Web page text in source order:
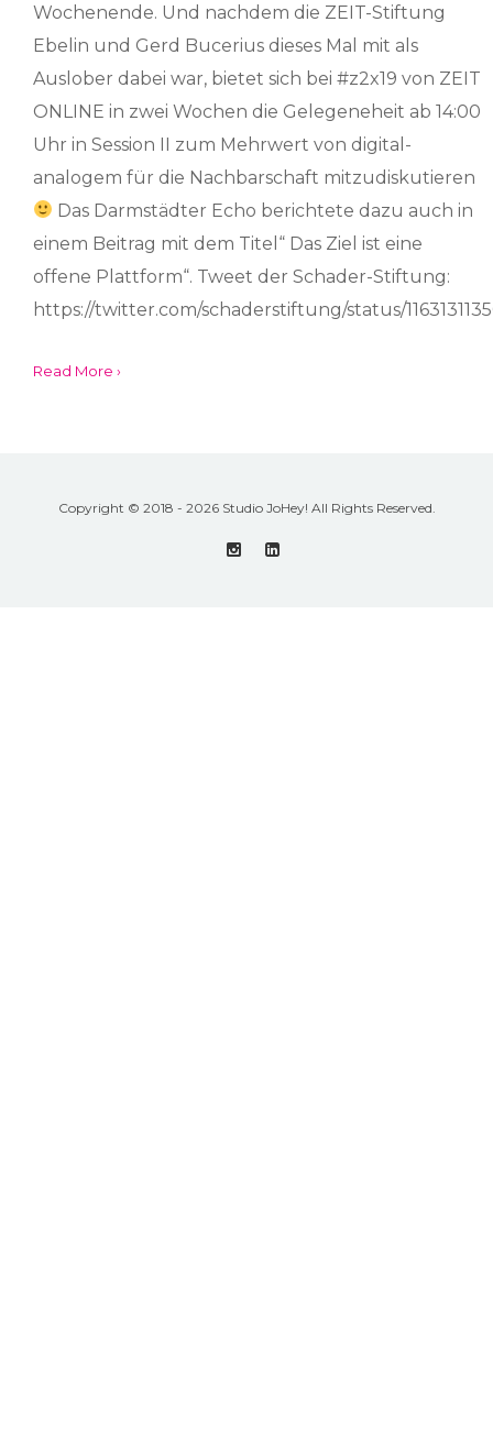
Wochenende. Und nachdem die ZEIT-Stiftung
Ebelin und Gerd Bucerius dieses Mal mit als
Auslober dabei war, bietet sich bei #z2x19 von ZEIT
ONLINE in zwei Wochen die Gelegeneheit ab 14:00
Uhr in Session II zum Mehrwert von digital-
analogem für die Nachbarschaft mitzudiskutieren
Das Darmstädter Echo berichtete dazu auch in
einem Beitrag mit dem Titel“ Das Ziel ist eine
offene Plattform“. Tweet der Schader-Stiftung:
https://twitter.com/schaderstiftung/status/
Read More ›
Copyright © 2018 - 2026 Studio JoHey! All Rights Reserved.